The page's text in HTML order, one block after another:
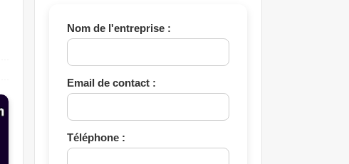
Nom de l'entreprise :
Email de contact :
Téléphone :